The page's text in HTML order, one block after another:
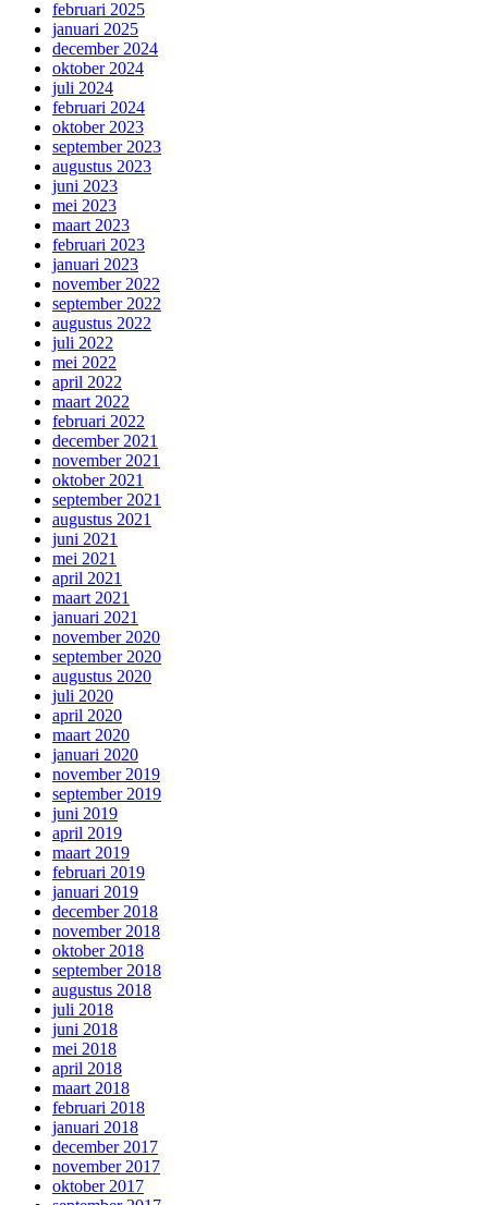
februari 2025
januari 2025
december 2024
oktober 2024
juli 2024
februari 2024
oktober 2023
september 2023
augustus 2023
juni 2023
mei 2023
maart 2023
februari 2023
januari 2023
november 2022
september 2022
augustus 2022
juli 2022
mei 2022
april 2022
maart 2022
februari 2022
december 2021
november 2021
oktober 2021
september 2021
augustus 2021
juni 2021
mei 2021
april 2021
maart 2021
januari 2021
november 2020
september 2020
augustus 2020
juli 2020
april 2020
maart 2020
januari 2020
november 2019
september 2019
juni 2019
april 2019
maart 2019
februari 2019
januari 2019
december 2018
november 2018
oktober 2018
september 2018
augustus 2018
juli 2018
juni 2018
mei 2018
april 2018
maart 2018
februari 2018
januari 2018
december 2017
november 2017
oktober 2017